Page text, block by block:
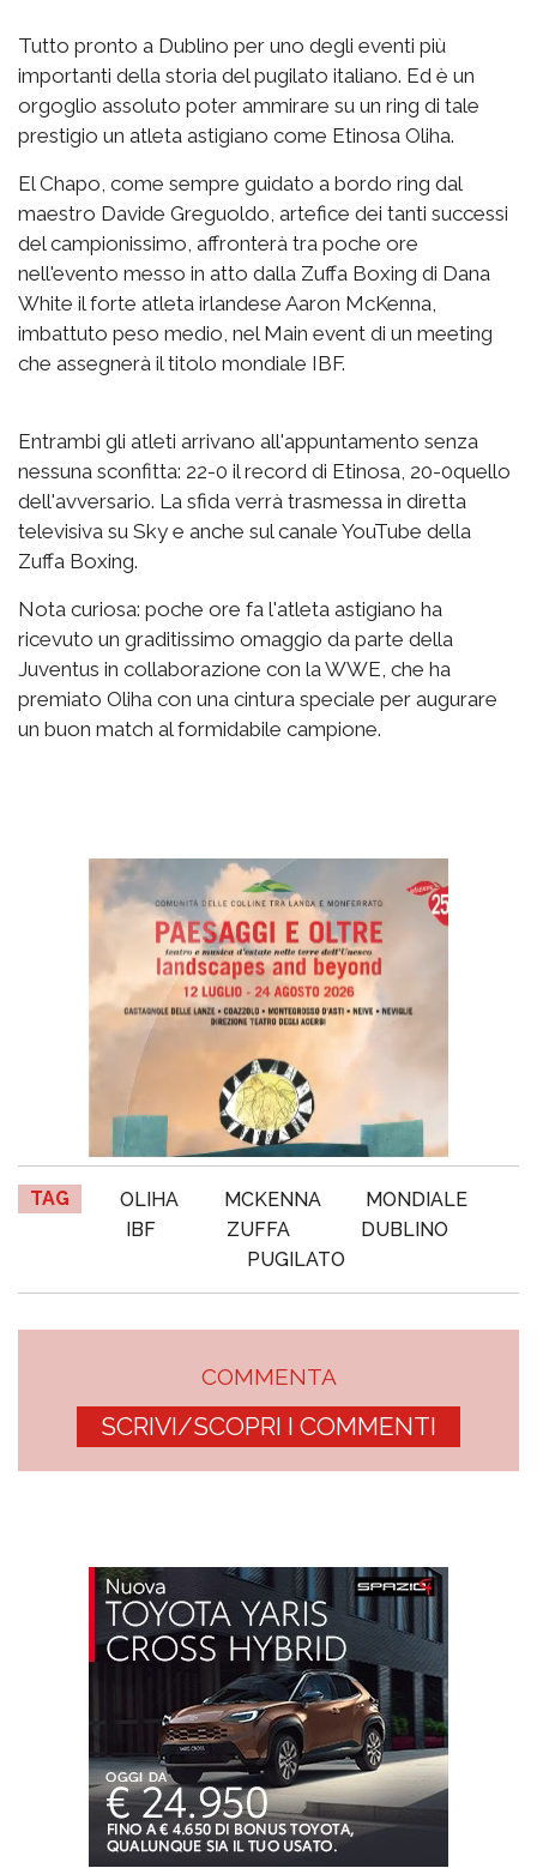
Tutto pronto a Dublino per uno degli eventi più
importanti della storia del pugilato italiano. Ed è un
orgoglio assoluto poter ammirare su un ring di tale
prestigio un atleta astigiano come Etinosa Oliha.
El Chapo, come sempre guidato a bordo ring dal
maestro Davide Greguoldo, artefice dei tanti successi
del campionissimo, affronterà tra poche ore
nell'evento messo in atto dalla Zuffa Boxing di Dana
White il forte atleta irlandese Aaron McKenna,
imbattuto peso medio, nel Main event di un meeting
che assegnerà il titolo mondiale IBF.
Entrambi gli atleti arrivano all'appuntamento senza
nessuna sconfitta: 22-0 il record di Etinosa, 20-0quello
dell'avversario. La sfida verrà trasmessa in diretta
televisiva su Sky e anche sul canale YouTube della
Zuffa Boxing.
Nota curiosa: poche ore fa l'atleta astigiano ha
ricevuto un graditissimo omaggio da parte della
Juventus in collaborazione con la WWE, che ha
premiato Oliha con una cintura speciale per augurare
un buon match al formidabile campione.
TAG OLIHA MCKENNA
MONDIALE
IBF
ZUFFA
DUBLINO
PUGILATO
COMMENTA
SCRIVI/SCOPRI I COMMENTI